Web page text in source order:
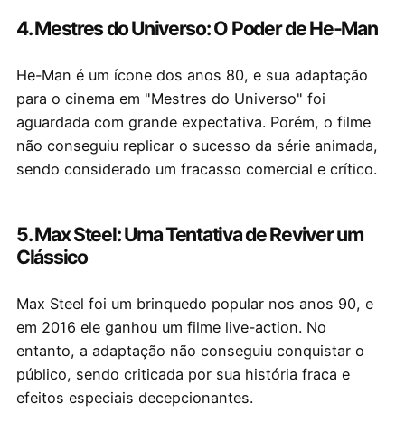
4. Mestres do Universo: O Poder de He-Man
He-Man é um ícone dos anos 80, e sua adaptação
para o cinema em "Mestres do Universo" foi
aguardada com grande expectativa. Porém, o filme
não conseguiu replicar o sucesso da série animada,
sendo considerado um fracasso comercial e crítico.
5. Max Steel: Uma Tentativa de Reviver um
Clássico
Max Steel foi um brinquedo popular nos anos 90, e
em 2016 ele ganhou um filme live-action. No
entanto, a adaptação não conseguiu conquistar o
público, sendo criticada por sua história fraca e
efeitos especiais decepcionantes.